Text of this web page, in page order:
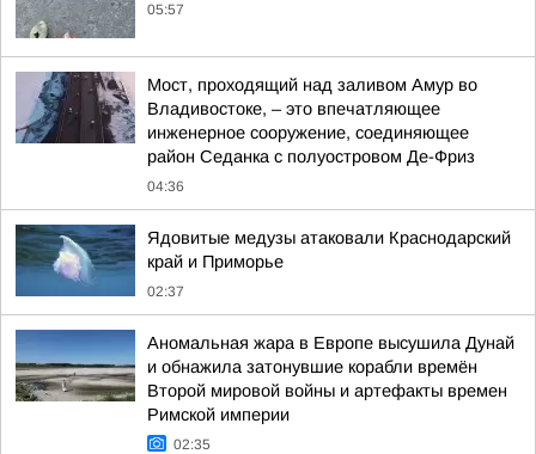
05:57
Мост, проходящий над заливом Амур во
Владивостоке, – это впечатляющее
инженерное сооружение, соединяющее
район Седанка с полуостровом Де-Фриз
04:36
Ядовитые медузы атаковали Краснодарский
край и Приморье
02:37
Аномальная жара в Европе высушила Дунай
и обнажила затонувшие корабли времён
Второй мировой войны и артефакты времен
Римской империи
02:35